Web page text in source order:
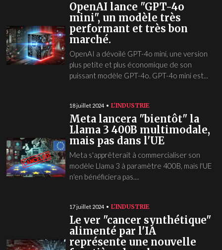
OpenAI lance "GPT-4o
mini", un modèle très
performant et très bon
marché.
OpenAI a dévoilé GPT-4o mini, une version
plus petite et plus économique de son
puissant modèle GPT-4o. GPT-4o mini est...
18 juillet 2024 L'INDUSTRIE
Meta lancera "bientôt" la
Llama 3 400B multimodale,
mais pas dans l'UE
Meta s'apprêterait à commercialiser son
modèle Llama 3 à paramètre 400B, mais l'UE
n'en bénéficiera pas....
17 juillet 2024 L'INDUSTRIE
Le ver "cancer synthétique"
alimenté par l'IA
représente une nouvelle